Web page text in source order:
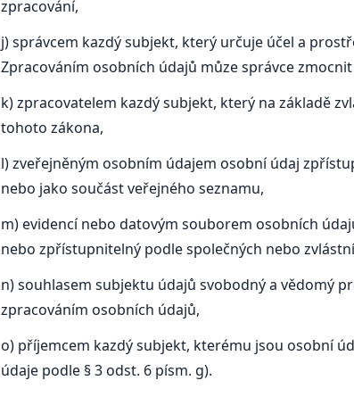
zpracování,
j) správcem kazdý subjekt, který určuje účel a
Zpracováním osobních údajů můze správce
k) zpracovatelem kazdý subjekt, který na základě
tohoto zákona,
l) zveřejněným osobním údajem osobní údaj
nebo jako součást veřejného seznamu,
m) evidencí nebo datovým souborem osobních
nebo zpřístupnitelný podle společných nebo
n) souhlasem subjektu údajů svobodný a vědomý
zpracováním osobních údajů,
o) příjemcem kazdý subjekt, kterému jsou osobní
údaje podle § 3 odst. 6 písm. g).